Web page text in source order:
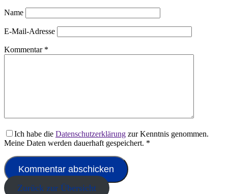
Name
E-Mail-Adresse
Kommentar *
Ich habe die Datenschutzerklärung zur Kenntnis genommen.
Meine Daten werden dauerhaft gespeichert. *
Zurück zur Übersicht